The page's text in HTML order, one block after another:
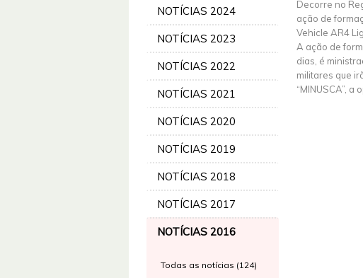
NOTÍCIAS 2024
NOTÍCIAS 2023
NOTÍCIAS 2022
NOTÍCIAS 2021
NOTÍCIAS 2020
NOTÍCIAS 2019
NOTÍCIAS 2018
NOTÍCIAS 2017
NOTÍCIAS 2016
Todas as notícias (124)
Decorre no
ação de
Vehicle AR4
A ação de
dias, é
militares que
“MINUSCA”, a